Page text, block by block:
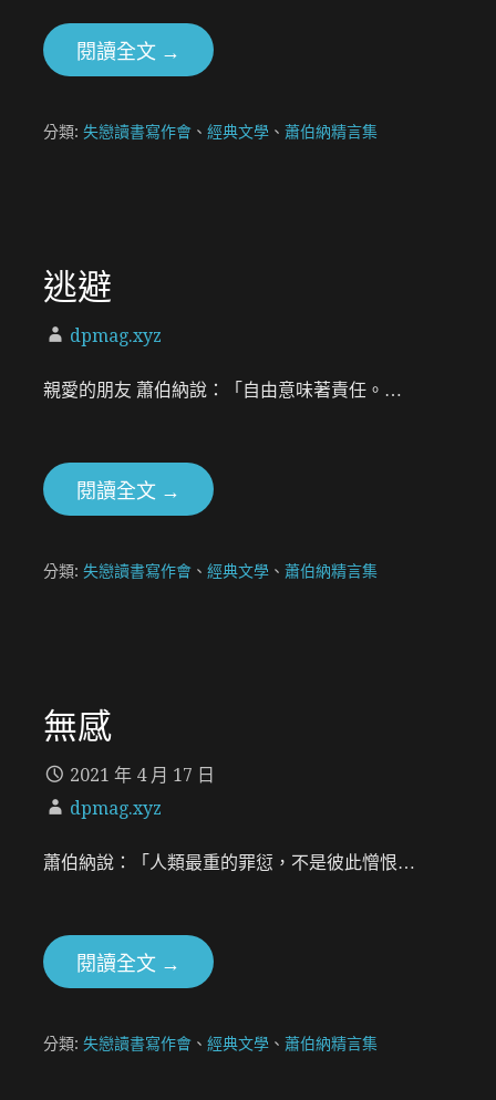
閱讀全文 →
分類: 失戀讀書寫作會 、 經典文學 、 蕭伯納精言集
逃避
dpmag.xyz
親愛的朋友 蕭伯納說：「自由意味著責任。…
閱讀全文 →
分類: 失戀讀書寫作會 、 經典文學 、 蕭伯納精言集
無感
2021 年 4 月 17 日
dpmag.xyz
蕭伯納說：「人類最重的罪愆，不是彼此憎恨…
閱讀全文 →
分類: 失戀讀書寫作會 、 經典文學 、 蕭伯納精言集